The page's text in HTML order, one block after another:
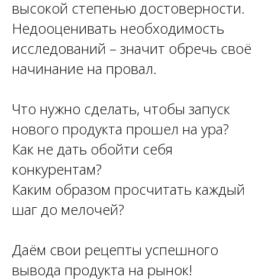
высокой степенью достоверности.
Недооценивать необходимость
исследований – значит обречь своё
начинание на провал.
Что нужно сделать, чтобы запуск
нового продукта прошел на ура?
Как не дать обойти себя
конкурентам?
Каким образом просчитать каждый
шаг до мелочей?
Даём свои рецепты успешного
вывода продукта на рынок!